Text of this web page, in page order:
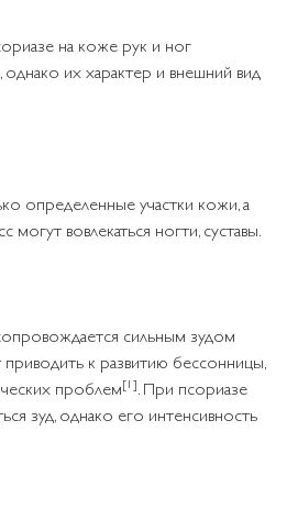
на коже рук и ног
однако их характер и внешний вид
определенные участки кожи, а
могут вовлекаться ногти, суставы.
сильным зудом
к развитию бессонницы,
проблем[1]. При псориазе
зуд, однако его интенсивность